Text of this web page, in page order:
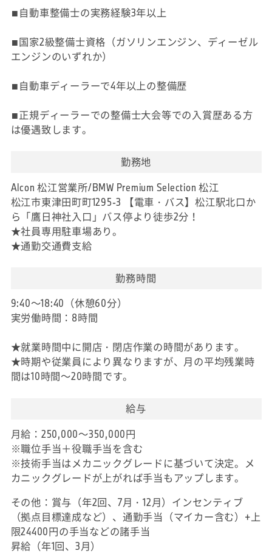
■自動車整備士の実務経験3年以上
■国家2級整備士資格（ガソリンエンジン、ディーゼル
エンジンのいずれか）
■自動車ディーラーで4年以上の整備歴
■正規ディーラーでの整備士大会等での入賞歴ある方
は優遇致します。
勤務地
Alcon 松江営業所/BMW Premium Selection 松江
松江市東津田町町1295-3 【電車・バス】松江駅北口か
ら「鷹日神社入口」バス停より徒歩2分！
★社員専用駐車場あり。
★通勤交通費支給
勤務時間
9:40～18:40（休憩60分）
実労働時間：8時間
★就業時間中に開店・閉店作業の時間があります。
★時期や従業員により異なりますが、月の平均残業時
間は10時間～20時間です。
給与
月給：250,000～350,000円
※職位手当＋役職手当を含む
※技術手当はメカニックグレードに基づいて決定。メ
カニックグレードが上がれば手当もアップします。
その他：賞与（年2回、7月・12月）インセンティブ
（拠点目標達成など）、通勤手当（マイカー含む）+上
限24400円の手当などの諸手当
昇給（年1回、3月）